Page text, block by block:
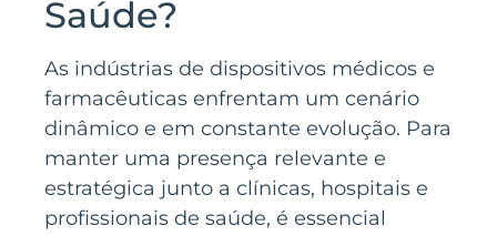
Saúde?
As indústrias de dispositivos médicos e
farmacêuticas enfrentam um cenário
dinâmico e em constante evolução. Para
manter uma presença relevante e
estratégica junto a clínicas, hospitais e
profissionais de saúde, é essencial